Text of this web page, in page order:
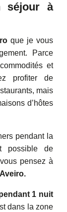
séjour à
que je vous
Parce
et
profiter de
mais
d’hôtes
pendant la
possible de
pensez à
1 nuit
dans la zone